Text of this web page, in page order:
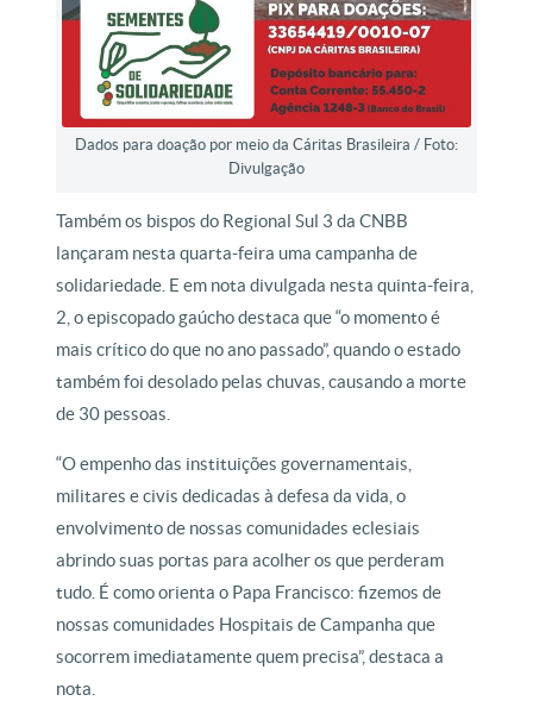
Dados para doação por meio da Cáritas Brasileira / Foto:
Divulgação
Também os bispos do Regional Sul 3 da CNBB
lançaram nesta quarta-feira uma campanha de
solidariedade. E em nota divulgada nesta quinta-feira,
2, o episcopado gaúcho destaca que “o momento é
mais crítico do que no ano passado”, quando o estado
também foi desolado pelas chuvas, causando a morte
de 30 pessoas.
“O empenho das instituições governamentais,
militares e civis dedicadas à defesa da vida, o
envolvimento de nossas comunidades eclesiais
abrindo suas portas para acolher os que perderam
tudo. É como orienta o Papa Francisco: fizemos de
nossas comunidades Hospitais de Campanha que
socorrem imediatamente quem precisa”, destaca a
nota.